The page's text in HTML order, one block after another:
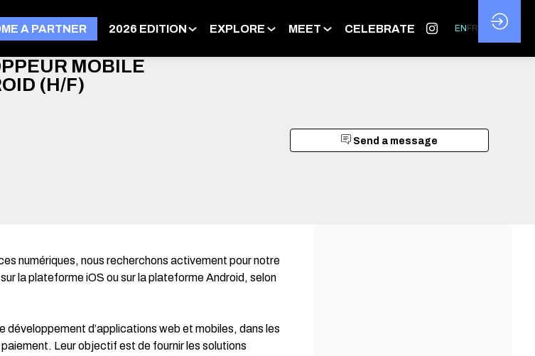
A PARTNER 2026 EDITION EXPLORE MEET CELEBRATE EN FR
Send a message
MOBILE
(H/F)
numériques, nous recherchons activement pour notre
la plateforme iOS ou sur la plateforme Android, selon
d’applications web et mobiles, dans les
Leur objectif est de fournir les solutions